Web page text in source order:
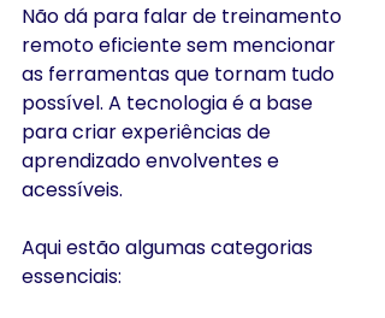
Não dá para falar de treinamento
remoto eficiente sem mencionar
as ferramentas que tornam tudo
possível. A tecnologia é a base
para criar experiências de
aprendizado envolventes e
acessíveis.
Aqui estão algumas categorias
essenciais: